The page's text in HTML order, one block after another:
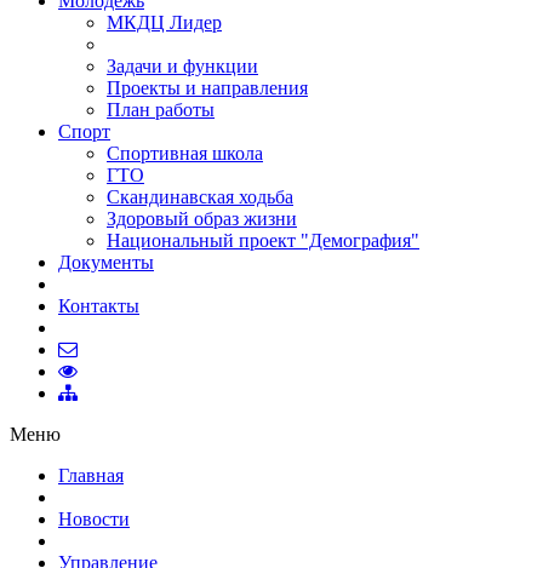
МКДЦ Лидер
Задачи и функции
Проекты и направления
План работы
Спорт
Спортивная школа
ГТО
Скандинавская ходьба
Здоровый образ жизни
Национальный проект "Демография"
Документы
Контакты
Меню
Главная
Новости
Управление